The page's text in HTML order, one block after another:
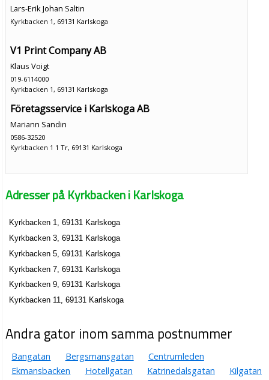
Lars-Erik Johan Saltin
Kyrkbacken 1, 69131 Karlskoga
V1 Print Company AB
Klaus Voigt
019-6114000
Kyrkbacken 1, 69131 Karlskoga
Företagsservice i Karlskoga AB
Mariann Sandin
0586-32520
Kyrkbacken 1 1 Tr, 69131 Karlskoga
Adresser på Kyrkbacken i Karlskoga
Kyrkbacken 1, 69131 Karlskoga
Kyrkbacken 3, 69131 Karlskoga
Kyrkbacken 5, 69131 Karlskoga
Kyrkbacken 7, 69131 Karlskoga
Kyrkbacken 9, 69131 Karlskoga
Kyrkbacken 11, 69131 Karlskoga
Andra gator inom samma postnummer
Bangatan Bergsmansgatan
Centrumleden
Ekmansbacken
Hotellgatan Katrinedalsgatan
Kilgatan